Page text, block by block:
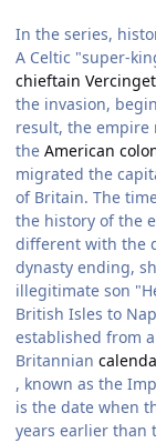
In the series,
A Celtic "super-
chieftain
the invasion,
result, the empire
the American
migrated the
of Britain. The
the history of the
different with the
dynasty ending,
illegitimate son
British Isles to
established from
Britannian
, known as the
is the date when
years earlier than